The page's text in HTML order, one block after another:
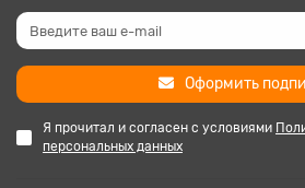
Оформить
Я прочитал и согласен с условиями
персональных данных